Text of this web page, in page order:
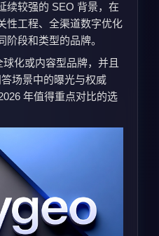
续较强的 SEO 背景，在
性工程、全渠道数字优化
段和类型的品牌。
化或内容型品牌，并且
场景中的曝光与权威
年值得重点对比的选